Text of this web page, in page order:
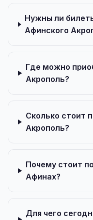
Нужны ли
Афинского
Где можно
Акрополь?
Сколько стоит
Акрополь?
Почему стоит
Афинах?
Для чего